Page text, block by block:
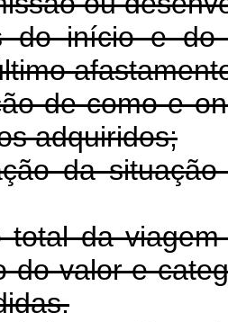
do início e do
de como e
adquiridos;
da
total da
do valor e